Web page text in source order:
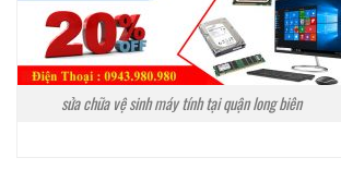
sửa chữa vệ sinh máy tính tại quận long biên